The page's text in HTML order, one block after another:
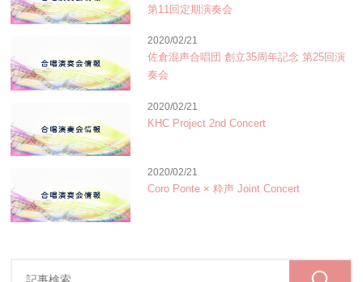
第11回定期演奏会
2020/02/21
佐倉混声合唱団 創立35周年記念 第25回演
奏会
2020/02/21
KHC Project 2nd Concert
2020/02/21
Coro Ponte × 粋声 Joint Concert